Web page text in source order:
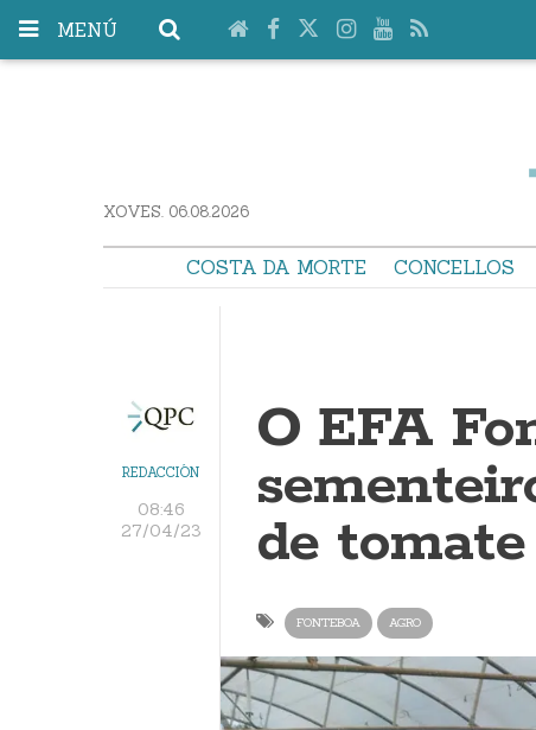
MENÚ
XOVES. 06.08.2026
COSTA DA MORTE CONCELLOS
REDACCIÓN
08:46
27/04/23
O EFA
de tomate
FONTEBOA AGRO